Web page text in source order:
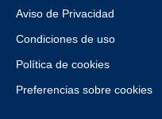
Aviso de Privacidad
Condiciones de uso
Política de cookies
Preferencias sobre cookies